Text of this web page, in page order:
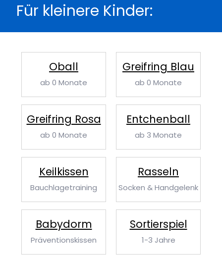
Für kleinere Kinder:
Oball
ab 0 Monate
Greifring Blau
ab 0 Monate
Greifring Rosa
ab 0 Monate
Entchenball
ab 3 Monate
Keilkissen
Bauchlagetraining
Rasseln
Socken & Handgelenk
Babydorm
Präventionskissen
Sortierspiel
1-3 Jahre